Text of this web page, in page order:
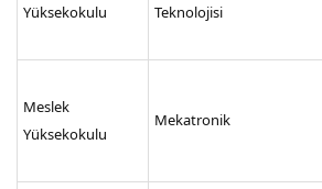
Yüksekokulu
Teknolojisi
Meslek
Yüksekokulu
Mekatronik